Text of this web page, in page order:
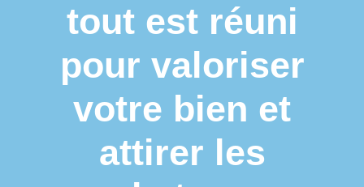
tout est réuni
pour valoriser
votre bien et
attirer les